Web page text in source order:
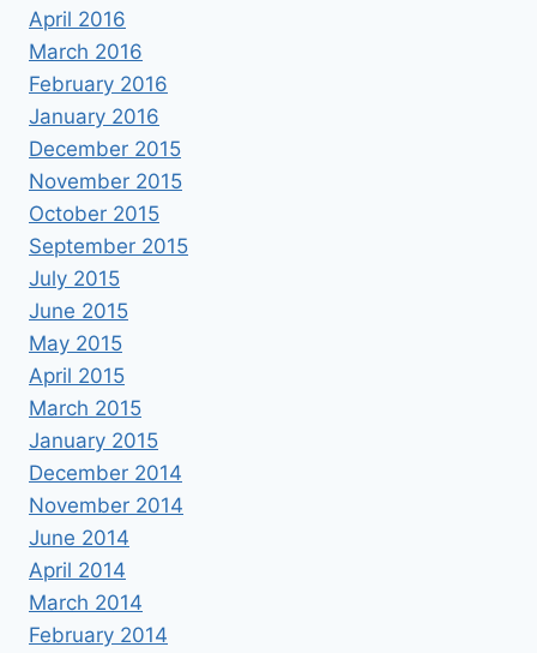
April 2016
March 2016
February 2016
January 2016
December 2015
November 2015
October 2015
September 2015
July 2015
June 2015
May 2015
April 2015
March 2015
January 2015
December 2014
November 2014
June 2014
April 2014
March 2014
February 2014